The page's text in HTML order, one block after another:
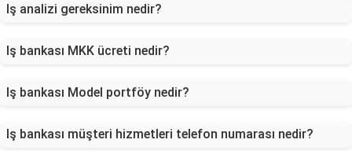
Iş analizi gereksinim nedir?
Iş bankası MKK ücreti nedir?
Iş bankası Model portföy nedir?
Iş bankası müşteri hizmetleri telefon numarası nedir?